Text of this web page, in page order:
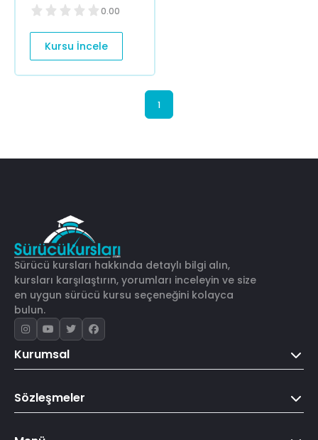
0.00
Kursu İncele
1
Sürücü kursları hakkında detaylı bilgi alın,
kursları karşılaştırın, yorumları inceleyin ve size
en uygun sürücü kursu seçeneğini kolayca
bulun.
Kurumsal
Sözleşmeler